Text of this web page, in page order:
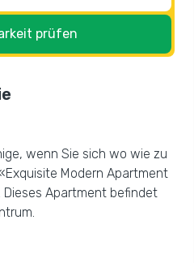
prüfen
wenn Sie sich wo wie zu
Modern Apartment
Dieses Apartment befindet